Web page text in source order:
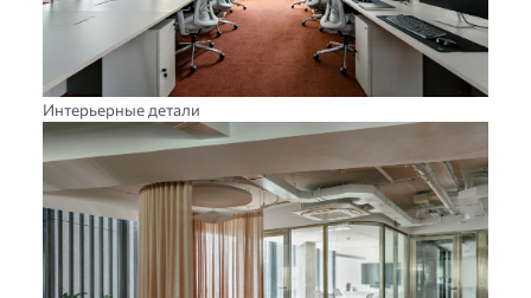
Интерьерные детали